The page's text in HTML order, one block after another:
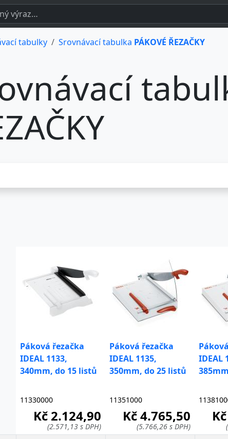
tabulky Srovnávací tabulka PÁKOVÉ ŘEZAČKY
Páková řezačka
IDEAL 1133,
340mm, do 15 listů
Páková řezačka
IDEAL 1135,
350mm, do 25 listů
IDEAL
11330000 11351000
Kč 2.124,90
(2.571,13 s DPH)
Kč 4.765,50
(5.766,26 s DPH)